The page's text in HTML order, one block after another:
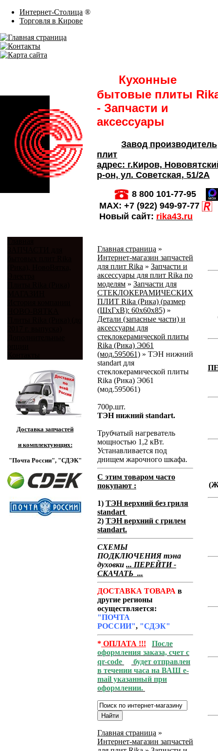
Интернет-Столица ®
Торговля в Кирове
Кухонные
бытовые плиты
- Запчасти и
аксессуары
Завод производитель
плит
адрес: г.Киров,
р-он, ул. Советская, 51/2А
8 800 101-77-95
MAX: +7 (922) 949-97-77
Новый сайт: rika43.ru
Доставка запчастей
и комплектующих:
"Почта России", "СДЭК"
Главная страница »
Интернет-магазин запчастей
для плит Rika » Запчасти и
аксессуары для плит Rika по
моделям » Запчасти для
СТЕКЛОКЕРАМИЧЕСКИХ
ПЛИТ Rika (Рика) (размер
(ШхГхВ): 60x60x85) »
Детали (запасные части) и
аксессуары для
стеклокерамической плиты
Rika (Рика) Э061
(мод.595061) » ТЭН нижний
standart для
стеклокерамической плиты
Rika (Рика) Э061
(мод.595061)
700р.шт.
ТЭН нижний standart.
Трубчатый нагреватель
мощностью 1,2 кВт.
Устанавливается под
днищем жарочного шкафа.
С этим товаром часто
покупают :
1) ТЭН верхний без гриля
standart
2) ТЭН верхний с грилем
standart.
СХЕМЫ
ПОДКЛЮЧЕНИЯ тэна
духовки ... ПЕРЕЙТИ -
СКАЧАТЬ ...
ДОСТАВКА ТОВАРА в
другие регионы
осуществляется:
"ПОЧТА
РОССИИ", "СДЭК"
* ОПЛАТА !!!
После
оформления заказа, счет с
qr-code
будет отправлен
в течении часа на ВАШ e-
mail указанный при
оформлении.
Главная страница »
Интернет-магазин запчастей